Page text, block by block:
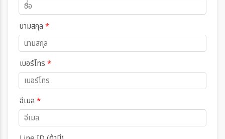
นามสกุล *
เบอร์โทร *
อีเมล *